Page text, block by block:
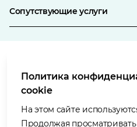
Сопутствующие услуги
Условия использования
Политика в отношении защиты
Политика в отношении файлов
Доступность
Политика
cookie
На этом сайте
Продолжая просматривать